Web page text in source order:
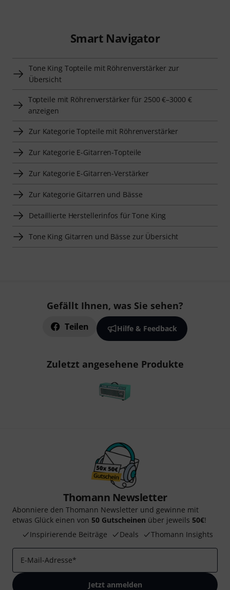
Smart Navigator
Tone King Topteile mit Röhrenverstärker zur
Übersicht
Topteile mit Röhrenverstärker für 2500 €–3000 €
anzeigen
Zur Kategorie Topteile mit Röhrenverstärker
Zur Kategorie E-Gitarren-Topteile
Zur Kategorie E-Gitarren-Verstärker
Zur Kategorie Gitarren und Bässe
Detaillierte Herstellerinfos für Tone King
Tone King Gitarren und Bässe zur Übersicht
Gefällt Ihnen, was Sie sehen?
Teilen Hilfe & Feedback
Zuletzt angesehene Produkte
Thomann Newsletter
Abonniere den Thomann Newsletter und gewinne mit
etwas Glück einen von 50 Gutscheinen über jeweils 50€!
Inspirierende Beiträge
Deals Thomann Insights
E-Mail-Adresse*
Jetzt anmelden